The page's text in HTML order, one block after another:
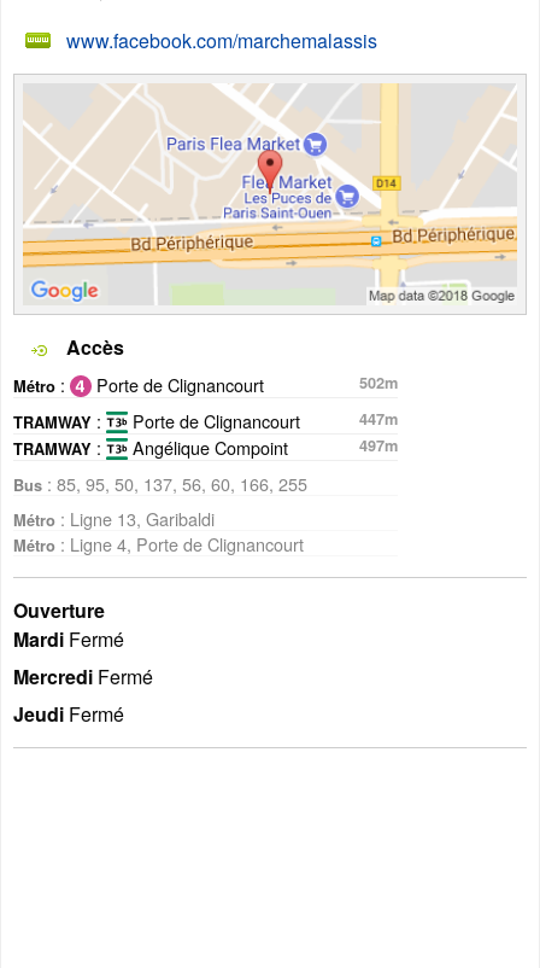
www.facebook.com/marchemalassis
Accès
Métro : Porte de Clignancourt
502m
TRAMWAY : Porte de Clignancourt
447m
TRAMWAY : Angélique Compoint
497m
Bus : 85, 95, 50, 137, 56, 60, 166, 255
Métro : Ligne 13, Garibaldi
Métro : Ligne 4, Porte de Clignancourt
Ouverture
Mardi Fermé
Mercredi Fermé
Jeudi Fermé